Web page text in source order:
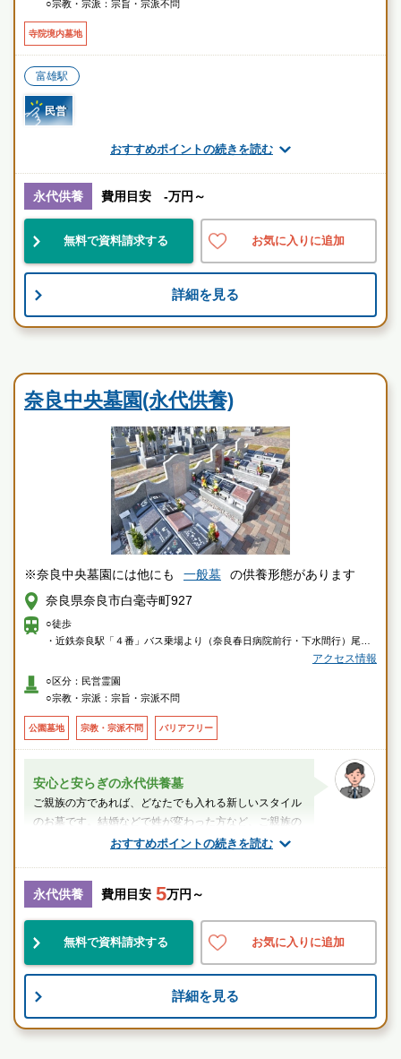
○宗教・宗派：宗旨・宗派不問
寺院境内墓地
おすすめポイントの続きを読む
富雄駅
民営
現地を見学して実際の雰囲気をお確かめください
霊園墓地のプロフェッショナルが無料でご案内いたしま
法融寺墓地の特徴
永代供養 費用目安 -万円～
無料で資料請求する お気に入りに追加
詳細を見る
奈良中央墓園(永代供養)
※奈良中央墓園には他にも 一般墓
の供養形態があります
奈良県奈良市白毫寺町927
○徒歩
・近鉄奈良駅「４番」バス乗場より（奈良春日病院前行・下水間行）尾上
アクセス情報
○区分：民営霊園
○宗教・宗派：宗旨・宗派不問
公園墓地 宗教・宗派不問 バリアフリー
おすすめポイントの続きを読む
安心と安らぎの永代供養墓
ご親族の方であれば、どなたでも入れる新しいスタイル
のお墓です。結婚などで姓が変わった方など、ご親族の
方であればどなたでもご一緒に入ることが...
スタッフのメッセージ
近鉄奈良駅
便利 綺麗 設備良
奈良市内から近く、様々なタイプのお墓を選んでいただ
けます。
永代供養 費用目安 5万円～
無料で資料請求する お気に入りに追加
詳細を見る